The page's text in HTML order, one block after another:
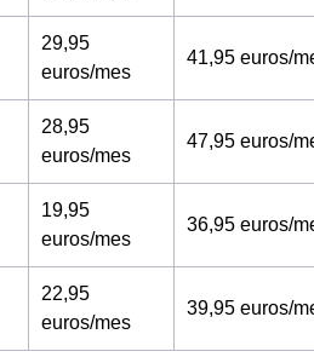
29,95
euros/mes
41,95 euros/
28,95
euros/mes
47,95 euros/
19,95
euros/mes
36,95 euros/
22,95
euros/mes
39,95 euros/